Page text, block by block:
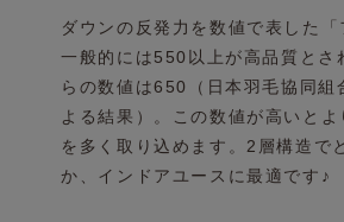
ダウンの反発力を数値で表した「
一般的には550以上が高品質とさ
らの数値は650（日本羽毛協同組
よる結果）。
この数値が高いと
を多く取り込めます。 2層構造で
か、インドアユースに最適です♪